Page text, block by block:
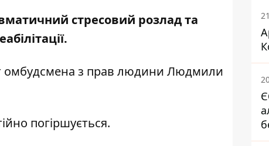
стресовий розлад та
омбудсмена з прав людини Людмили
погіршується.